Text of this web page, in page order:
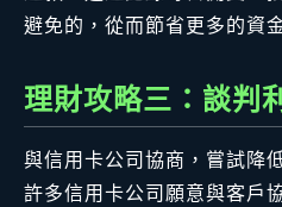
避免的，從而節省更多的資
理財攻略三：談判
與信用卡公司協商，嘗試降
許多信用卡公司願意與客戶